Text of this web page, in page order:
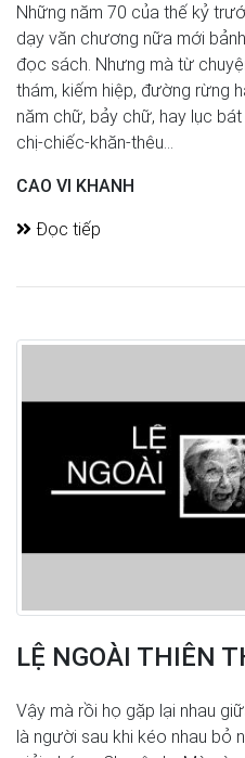
Những năm 70 của thế kỷ
dạy văn chương nữa mới
đọc sách. Nhưng mà từ
thám, kiếm hiệp, đường rừng
năm chữ, bảy chữ, hay lục
chị-chiếc-khăn-thêu...
CAO VI KHANH
Đọc tiếp
LỆ NGOÀI THIÊN
Vậy mà rồi họ gặp lại nhau
là người sau khi kéo nhau bỏ